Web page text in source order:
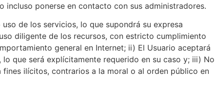
ponerse en contacto con sus administradores.
de los servicios, lo que supondrá su expresa
diligente de los recursos, con estricto cumplimiento
general en Internet; ii) El Usuario aceptará
que será explícitamente requerido en su caso y; iii) No
ilícitos, contrarios a la moral o al orden público en